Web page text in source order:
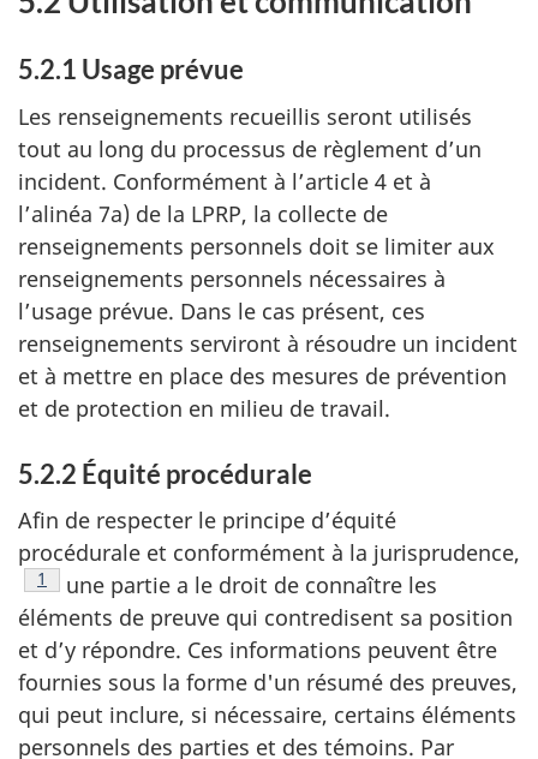
5.2.1 Usage prévue
Les renseignements recueillis seront utilisés
tout au long du processus de règlement d’un
incident. Conformément à l’article 4 et à
l’alinéa 7a) de la LPRP, la collecte de
renseignements personnels doit se limiter aux
renseignements personnels nécessaires à
l’usage prévue. Dans le cas présent, ces
renseignements serviront à résoudre un incident
et à mettre en place des mesures de prévention
et de protection en milieu de travail.
5.2.2 Équité procédurale
Afin de respecter le principe d’équité
procédurale et conformément à la jurisprudence,
Voir la note en bas de page
1
une partie a le droit de connaître les
éléments de preuve qui contredisent sa position
et d’y répondre. Ces informations peuvent être
fournies sous la forme d'un résumé des preuves,
qui peut inclure, si nécessaire, certains éléments
personnels des parties et des témoins. Par